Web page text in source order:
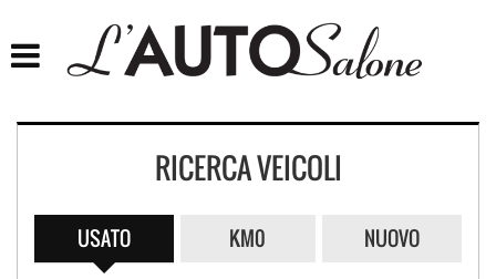
ACQUISTIAMO USATO
RICERCA VEICOLI
USATO KM0 NUOVO